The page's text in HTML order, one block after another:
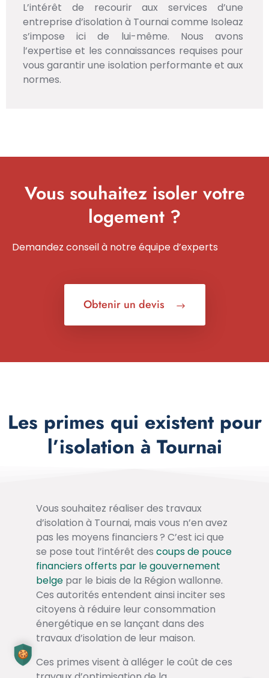
L’intérêt de recourir aux services d’une
entreprise d’isolation à Tournai comme Isoleaz
s’impose ici de lui-même. Nous avons
l’expertise et les connaissances requises pour
vous garantir une isolation performante et aux
normes.
Vous souhaitez isoler votre
logement ?
Demandez conseil à notre équipe d’experts
Obtenir un devis
Les primes qui existent pour
l’isolation à Tournai
Vous souhaitez réaliser des travaux
d’isolation à Tournai, mais vous n’en avez
pas les moyens financiers ? C’est ici que
se pose tout l’intérêt des coups de pouce
financiers offerts par le gouvernement
belge par le biais de la Région wallonne.
Ces autorités entendent ainsi inciter ses
citoyens à réduire leur consommation
énergétique en se lançant dans des
travaux d’isolation de leur maison.
Ces primes visent à alléger le coût de ces